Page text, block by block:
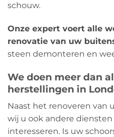
schouw.
Onze expert voert alle
renovatie van uw
steen demonteren en
We doen meer dan
herstellingen in
Naast het renoveren van
wij u ook andere
interesseren. Is uw